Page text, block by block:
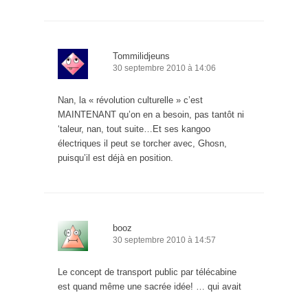
Tommilidjeuns
30 septembre 2010 à 14:06
Nan, la « révolution culturelle » c’est
MAINTENANT qu’on en a besoin, pas tantôt ni
‘taleur, nan, tout suite…Et ses kangoo
électriques il peut se torcher avec, Ghosn,
puisqu’il est déjà en position.
booz
30 septembre 2010 à 14:57
Le concept de transport public par télécabine
est quand même une sacrée idée! … qui avait